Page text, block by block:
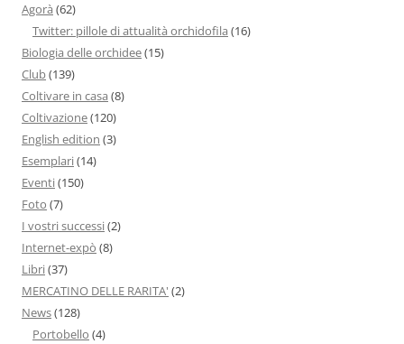
Agorà (62)
Twitter: pillole di attualità orchidofila (16)
Biologia delle orchidee(15)
Club(139)
Coltivare in casa (8)
Coltivazione(120)
English edition (3)
Esemplari(14)
Eventi(150)
Foto (7)
I vostri successi(2)
Internet-expò (8)
Libri(37)
MERCATINO DELLE RARITA' (2)
News(128)
Portobello (4)